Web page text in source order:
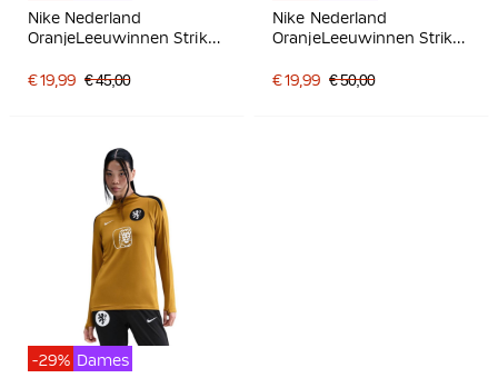
Nike Nederland
OranjeLeeuwinnen Strike
2027 Dames Zwart Brons
€ 19,99 € 45,00
Nike Nederland
OranjeLeeuwinnen Strike
Dames Brons Zwart Wit
€ 19,99 € 50,00
-29% Dames